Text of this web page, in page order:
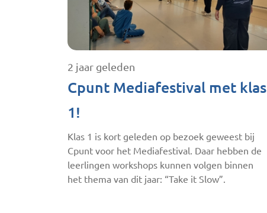
2 jaar geleden
Cpunt Mediafestival met klas
1!
Klas 1 is kort geleden op bezoek geweest bij
Cpunt voor het Mediafestival. Daar hebben de
leerlingen workshops kunnen volgen binnen
het thema van dit jaar: “Take it Slow”.